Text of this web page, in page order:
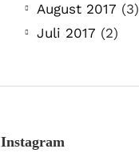
August 2017 (3)
Juli 2017 (2)
Instagram